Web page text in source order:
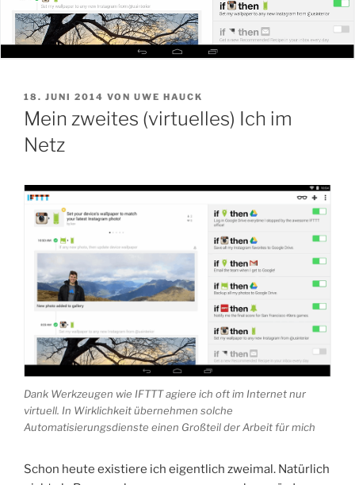
VERÖFFENTLICHT
AM
18. JUNI 2014 VON UWE HAUCK
Mein zweites (virtuelles) Ich im
Netz
Dank Werkzeugen wie IFTTT agiere ich oft im Internet nur
virtuell. In Wirklichkeit übernehmen solche
Automatisierungsdienste einen Großteil der Arbeit für mich
Schon heute existiere ich eigentlich zweimal. Natürlich